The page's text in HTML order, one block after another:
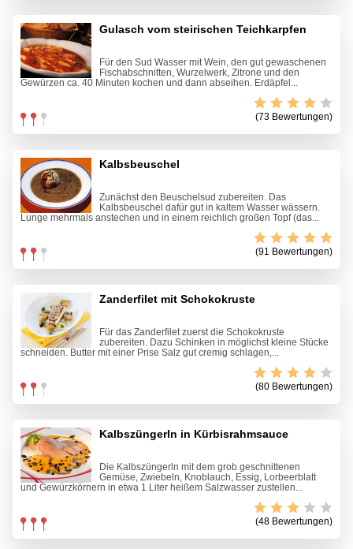
Gulasch vom steirischen Teichkarpfen
Für den Sud Wasser mit Wein, den gut gewaschenen
Fischabschnitten, Wurzelwerk, Zitrone und den
Gewürzen ca. 40 Minuten kochen und dann abseihen. Erdäpfel...
(73 Bewertungen)
Kalbsbeuschel
Zunächst den Beuschelsud zubereiten. Das
Kalbsbeuschel dafür gut in kaltem Wasser wässern.
Lunge mehrmals anstechen und in einem reichlich großen Topf (das...
(91 Bewertungen)
Zanderfilet mit Schokokruste
Für das Zanderfilet zuerst die Schokokruste
zubereiten. Dazu Schinken in möglichst kleine Stücke
schneiden. Butter mit einer Prise Salz gut cremig schlagen,...
(80 Bewertungen)
Kalbszüngerln in Kürbisrahmsauce
Die Kalbszüngerln mit dem grob geschnittenen
Gemüse, Zwiebeln, Knoblauch, Essig, Lorbeerblatt
und Gewürzkörnern in etwa 1 Liter heißem Salzwasser zustellen...
(48 Bewertungen)